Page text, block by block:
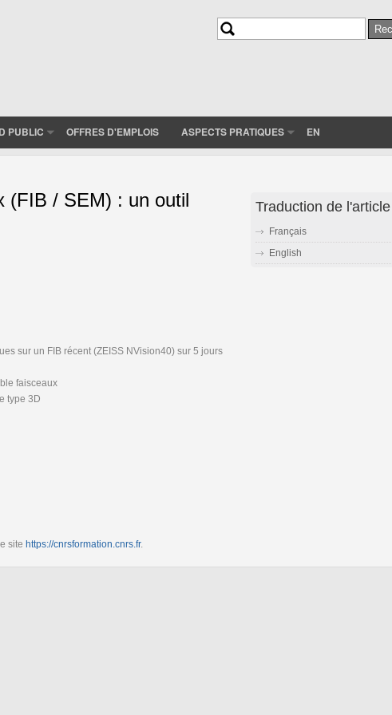
Rechercher
PUBLIC OFFRES D'EMPLOIS ASPECTS PRATIQUES EN
(FIB / SEM) : un outil
sur un FIB récent (ZEISS NVision40) sur 5 jours
faisceaux
type 3D
site https://cnrsformation.cnrs.fr.
Traduction de l'article
Français
English